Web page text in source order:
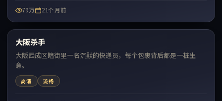
79万 21个月前
最新
大阪杀手
大阪西成区暗街里一名沉默的快递员，每个包裹背后都是一桩生
意。
高清 流畅